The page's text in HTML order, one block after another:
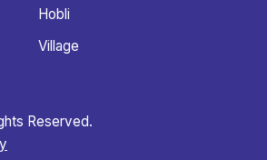
Hobli
Village
Reserved.